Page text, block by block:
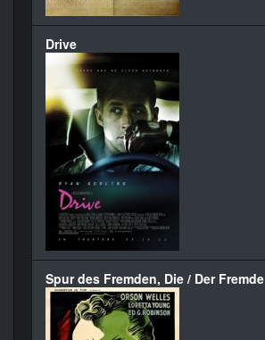
Drive
Spur des Fremden, Die / Der Fremde